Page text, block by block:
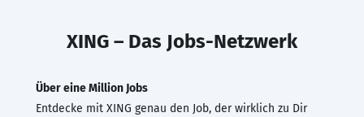
XING – Das Jobs-Netzwerk
Über eine Million Jobs
Entdecke mit XING genau den Job, der wirklich zu Dir